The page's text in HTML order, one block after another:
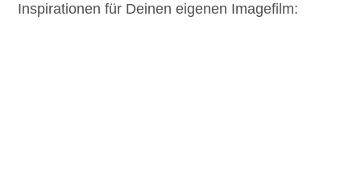
Inspirationen für Deinen eigenen Imagefilm: